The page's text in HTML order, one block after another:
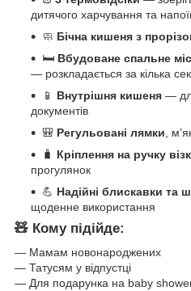
дитячого харчування та
🧼 Бічна кишеня з
🛏️ Вбудоване спальне
— розкладається за кілька
📱 Внутрішня кишеня —
документів
🎒 Регульовані лямки ,
🧳 Кріплення на ручку
прогулянок
💪 Надійні блискавки та
щоденне використання
🧸 Кому підійде:
— Мамам новонароджених
— Татусям у відпустці
— Для подарунка на baby